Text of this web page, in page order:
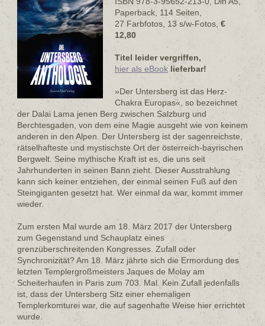
Paperback, 114 Seiten,
27 Farbfotos, 13 s/w-Fotos, €
12,80
Titel leider vergriffen,
hier als eBook lieferbar!
»Der Untersberg ist das Herz-
Chakra Europas«, so bezeichnet
der Dalai Lama jenen Berg zwischen Salzburg und
Berchtesgaden, von dem eine Magie ausgeht wie von keinem
anderen in den Alpen. Der Untersberg ist der sagenreichste,
rätselhafteste und mystischste Ort der österreich-bayrischen
Bergwelt. Seine mythische Kraft ist es, die uns seit
Jahrhunderten in seinen Bann zieht. Dieser Ausstrahlung
kann sich keiner entziehen, der einmal seinen Fuß auf den
Steingiganten gesetzt hat. Wer einmal da war, kommt immer
wieder.
Zum ersten Mal wurde am 18. März 2017 der Untersberg
zum Gegenstand und Schauplatz eines
grenzüberschreitenden Kongresses. Zufall oder
Synchronizität? Am 18. März jährte sich die Ermordung des
letzten Templergroßmeisters Jaques de Molay am
Scheiterhaufen in Paris zum 703. Mal. Kein Zufall jedenfalls
ist, dass der Untersberg Sitz einer ehemaligen
Templerkomturei war, die auf sagenhafte Weise hier errichtet
wurde.